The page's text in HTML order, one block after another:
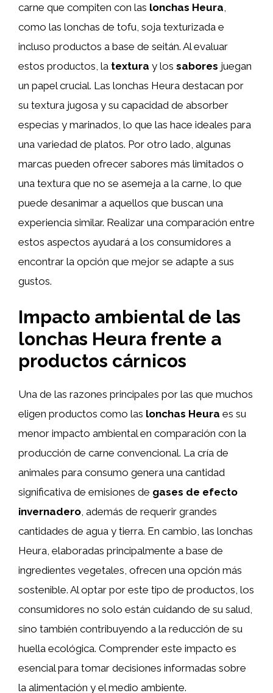
carne que compiten con las lonchas Heura
como las lonchas de tofu, soja texturizada e
incluso productos a base de seitán. Al evaluar
estos productos, la textura y los sabores juegan
un papel crucial. Las lonchas Heura destacan por
su textura jugosa y su capacidad de absorber
especias y marinados, lo que las hace ideales para
una variedad de platos. Por otro lado, algunas
marcas pueden ofrecer sabores más limitados o
una textura que no se asemeja a la carne, lo que
puede desanimar a aquellos que buscan una
experiencia similar. Realizar una comparación entre
estos aspectos ayudará a los consumidores a
encontrar la opción que mejor se adapte a sus
gustos.
Impacto ambiental de las
lonchas Heura frente a
productos cárnicos
Una de las razones principales por las que muchos
eligen productos como las lonchas Heura es su
menor impacto ambiental en comparación con la
producción de carne convencional. La cría de
animales para consumo genera una cantidad
significativa de emisiones de gases de efecto
invernadero, además de requerir grandes
cantidades de agua y tierra. En cambio, las lonchas
Heura, elaboradas principalmente a base de
ingredientes vegetales, ofrecen una opción más
sostenible. Al optar por este tipo de productos, los
consumidores no solo están cuidando de su salud,
sino también contribuyendo a la reducción de su
huella ecológica. Comprender este impacto es
esencial para tomar decisiones informadas sobre
la alimentación y el medio ambiente.